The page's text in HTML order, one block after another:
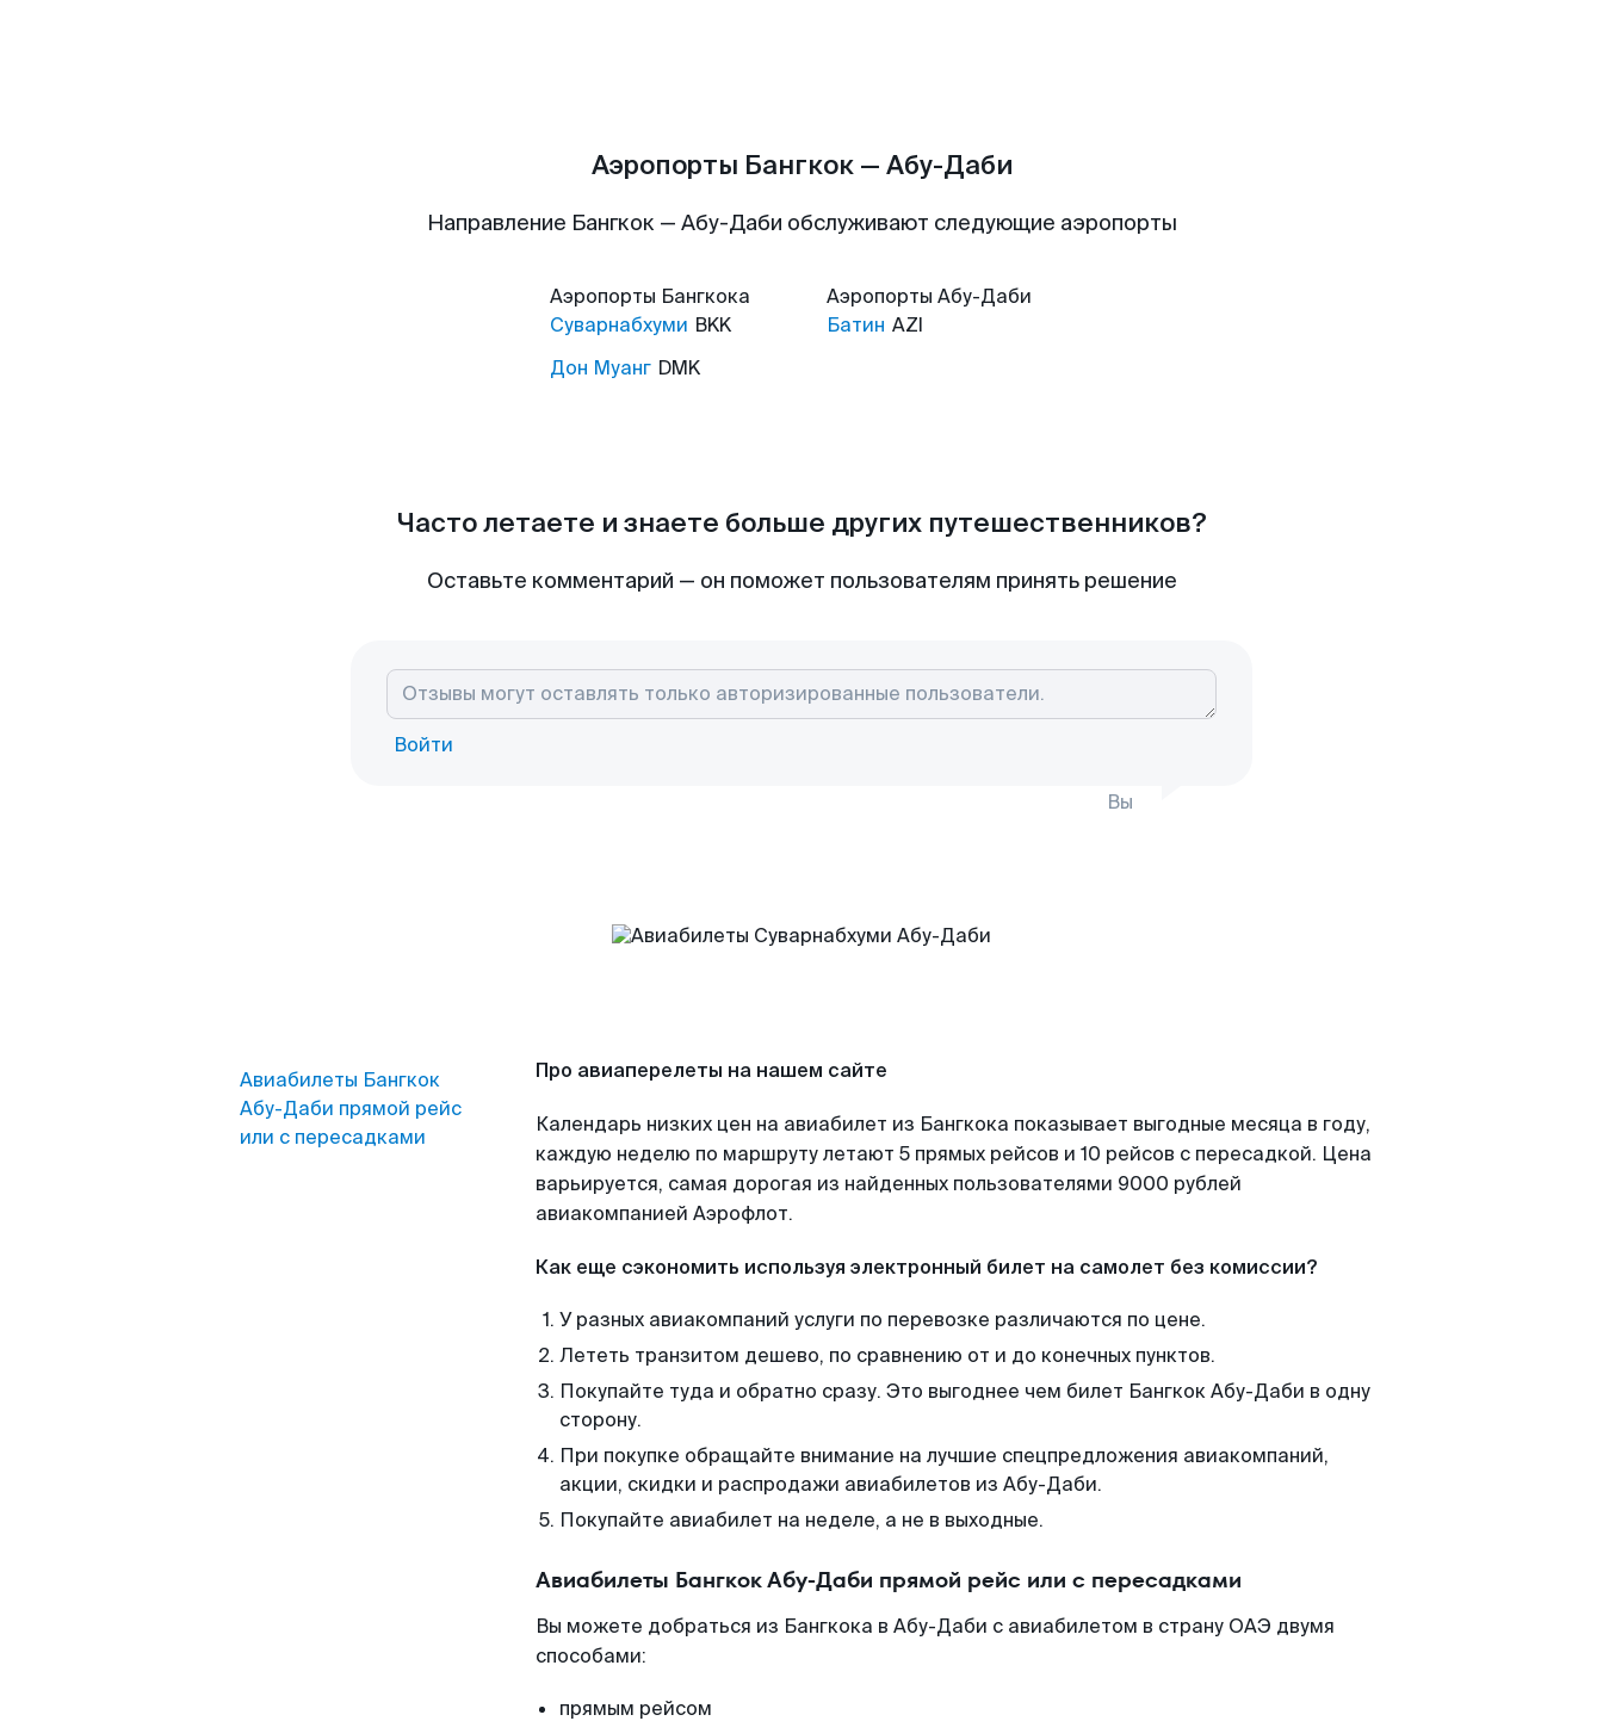
Аэропорты Бангкок — Абу-Даби
Направление Бангкок — Абу-Даби обслуживают следующие аэропорты
Аэропорты Бангкока
Суварнабхуми BKK
Дон Муанг DMK
Аэропорты Абу-Даби
Батин AZI
Часто летаете и знаете больше других путешественников?
Оставьте комментарий — он поможет пользователям принять решение
Войти
Вы
Авиабилеты Бангкок
Абу-Даби прямой рейс
или с пересадками
Про авиаперелеты на нашем сайте
Календарь низких цен на авиабилет из Бангкока показывает выгодные месяца в году,
каждую неделю по маршруту летают 5 прямых рейсов и 10 рейсов с пересадкой. Цена
варьируется, самая дорогая из найденных пользователями 9000 рублей
авиакомпанией Аэрофлот.
Как еще сэкономить используя электронный билет на самолет без комиссии?
У разных авиакомпаний услуги по перевозке различаются по цене.
Лететь транзитом дешево, по сравнению от и до конечных пунктов.
Покупайте туда и обратно сразу. Это выгоднее чем билет Бангкок Абу-Даби в одну
сторону.
При покупке обращайте внимание на лучшие спецпредложения авиакомпаний,
акции, скидки и распродажи авиабилетов из Абу-Даби.
Покупайте авиабилет на неделе, а не в выходные.
Авиабилеты Бангкок Абу-Даби прямой рейс или с пересадками
Вы можете добраться из Бангкока в Абу-Даби с авиабилетом в страну ОАЭ двумя
способами:
прямым рейсом